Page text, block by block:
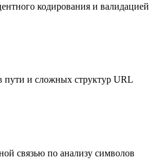
кодирования и валидацией
пути и сложных структур URL
связью по анализу символов